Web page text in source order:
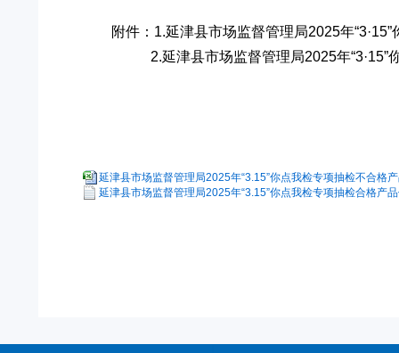
附件：1.延津县市场监督管理局2025年
2.延津县市场监督管理局2025年“3·15”
延津县市场监督管理局2025年“3.15”你点我检专项抽检不合格
延津县市场监督管理局2025年“3.15”你点我检专项抽检合格产